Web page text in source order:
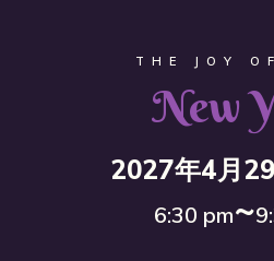
THE JOY
New
2027年4月29
6:30 pm~